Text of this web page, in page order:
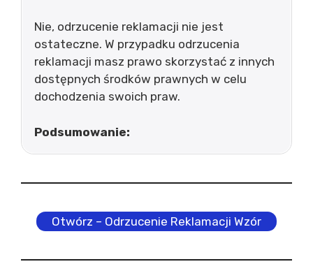
Nie, odrzucenie reklamacji nie jest
ostateczne. W przypadku odrzucenia
reklamacji masz prawo skorzystać z innych
dostępnych środków prawnych w celu
dochodzenia swoich praw.
Podsumowanie:
Otwórz – Odrzucenie Reklamacji Wzór